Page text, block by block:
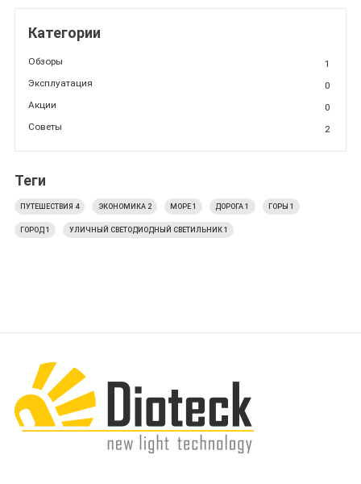
Категории
Обзоры
1
Эксплуатация
0
Акции
0
Советы
2
Теги
ПУТЕШЕСТВИЯ 4 ЭКОНОМИКА 2 МОРЕ 1 ДОРОГА1 ГОРЫ 1
ГОРОД1 УЛИЧНЫЙ СВЕТОДИОДНЫЙ СВЕТИЛЬНИК 1